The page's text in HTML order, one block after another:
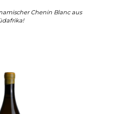
Chenin Blanc aus